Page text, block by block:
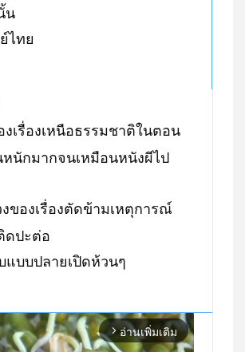
น
ไทย
เรื่องเหนือธรรมชาติในตอน
หนักมากจนเหมือนหนังผีไป
ของเรื่องตัดข้ามเหตุการณ์
ดปะต่อ
แบบปลายเปิดห้วนๆ
arrow_forward_ios อ่านเพิ่มเติม